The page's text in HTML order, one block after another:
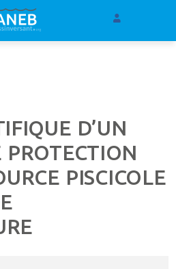
D’UN
PROTECTION
PISCICOLE